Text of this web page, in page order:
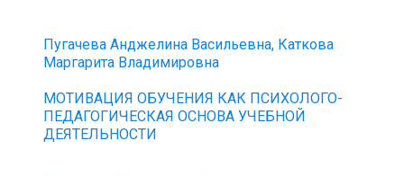
Пугачева Анджелина Васильевна, Каткова
Маргарита Владимировна
МОТИВАЦИЯ ОБУЧЕНИЯ КАК ПСИХОЛОГО-
ПЕДАГОГИЧЕСКАЯ ОСНОВА УЧЕБНОЙ
ДЕЯТЕЛЬНОСТИ